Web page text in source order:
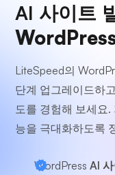
AI 사이트
LiteSpeed의
단계 업그레이드하
도를 경험해 보세요
능을 극대화하도록
WordPress AI